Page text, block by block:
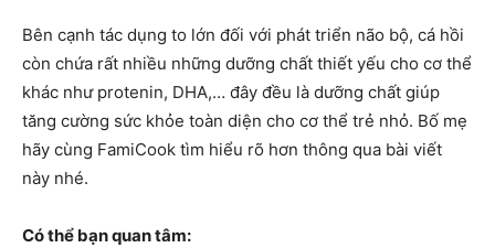
Bên cạnh tác dụng to lớn đối với phát triển não bộ, cá hồi
còn chứa rất nhiều những dưỡng chất thiết yếu cho cơ thể
khác như protenin, DHA,… đây đều là dưỡng chất giúp
tăng cường sức khỏe toàn diện cho cơ thể trẻ nhỏ. Bố mẹ
hãy cùng FamiCook tìm hiểu rõ hơn thông qua bài viết
này nhé.
Có thể bạn quan tâm: